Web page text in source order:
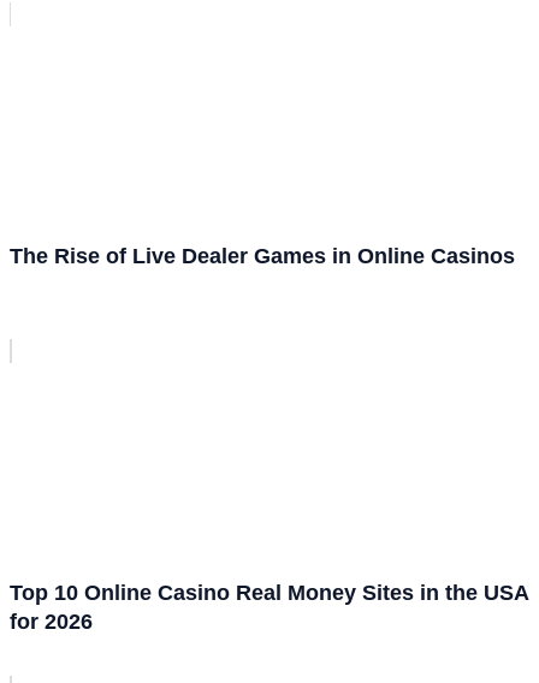
The Rise of Live Dealer Games in Online Casinos
Top 10 Online Casino Real Money Sites in the USA
for 2026